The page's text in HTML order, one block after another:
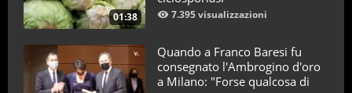
01:38 7.395 visualizzazioni
Quando a Franco Baresi fu
consegnato l'Ambrogino d'oro
a Milano: "Forse qualcosa di